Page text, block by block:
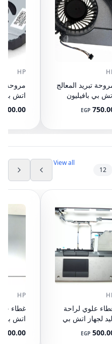
تبريد المعالج
بي بافيليون
15-E 17-E
EGP
HP
مروحة
اتش بي
15-CX L20335-001
12
View all
علوي لراحة
لجهاز اتش بي
تاتش باد
EGP
HP
400.00